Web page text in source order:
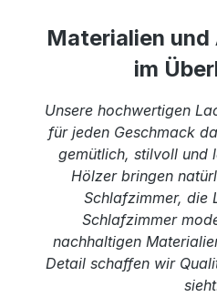
Materialien
im
Unsere hochwertigen
für jeden Geschmack
gemütlich, stilvoll und
Hölzer bringen
Schlafzimmer, die
Schlafzimmer
nachhaltigen
Detail schaffen wir